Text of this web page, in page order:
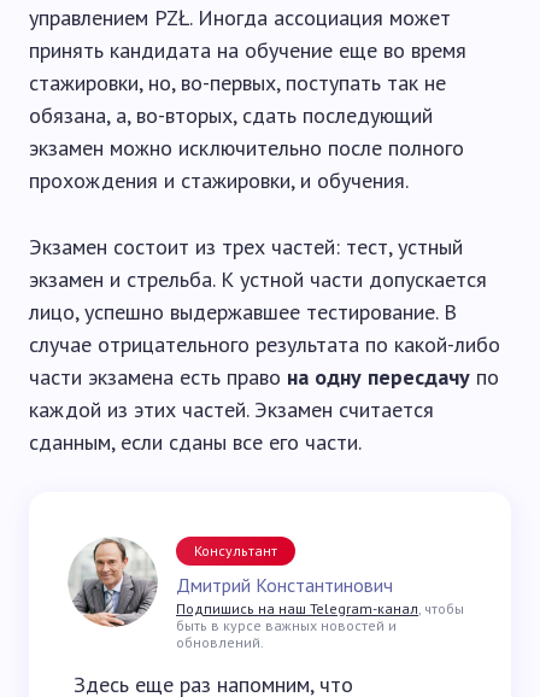
управлением PZŁ. Иногда ассоциация может
принять кандидата на обучение еще во время
стажировки, но, во-первых, поступать так не
обязана, а, во-вторых, сдать последующий
экзамен можно исключительно после полного
прохождения и стажировки, и обучения.
Экзамен состоит из трех частей: тест, устный
экзамен и стрельба. К устной части допускается
лицо, успешно выдержавшее тестирование. В
случае отрицательного результата по какой-либо
части экзамена есть право на одну пересдачу по
каждой из этих частей. Экзамен считается
сданным, если сданы все его части.
Консультант
Дмитрий Константинович
Подпишись на наш Telegram-канал, чтобы
быть в курсе важных новостей и
обновлений.
Здесь еще раз напомним, что